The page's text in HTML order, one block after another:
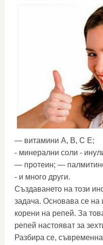
— витамини А, В, С Е;
- минерални соли -
— протеин; —
- и много други.
Създаването на този
задача. Основава се на
корени на репей. За
репей настояват за
Разбира се,